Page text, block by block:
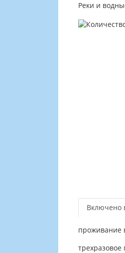
Реки и
Включено
проживание